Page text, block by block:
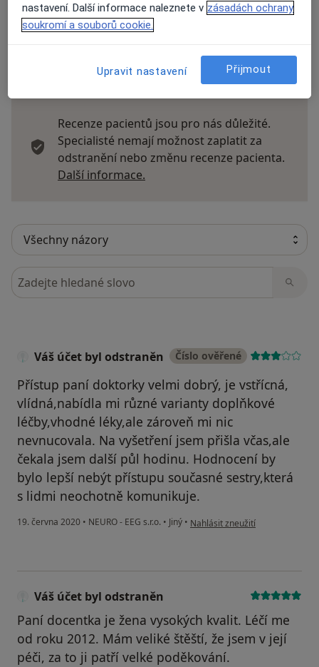
Přidejte svůj názor
Recenze pacientů jsou pro nás důležité.
Specialisté nemají možnost zaplatit za
odstranění nebo změnu recenze pacienta.
Další informace.
Hledejte v názorech
Váš účet byl odstraněn Číslo ověřené
Přístup paní doktorky velmi dobrý, je vstřícná,
vlídná,nabídla mi různé varianty doplňkové
léčby,vhodné léky,ale zároveň mi nic
nevnucovala. Na vyšetření jsem přišla včas,ale
čekala jsem další půl hodinu. Hodnocení by
bylo lepší nebýt přístupu současné sestry,která
s lidmi neochotně komunikuje.
19. června 2020 • NEURO - EEG s.r.o. • Jiný • podle názoru uživatele Váš účet
Nahlásit zneužití
Váš účet byl odstraněn
Paní docentka je žena vysokých kvalit. Léčí me
od roku 2012. Mám veliké štěští, že jsem v její
péči, za to ji patří velké poděkování.
nastavení. Další informace naleznete v zásadách ochrany
soukromí a souborů cookie.
Upravit nastavení Přijmout